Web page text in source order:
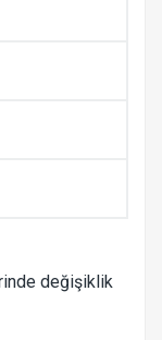
değişiklik